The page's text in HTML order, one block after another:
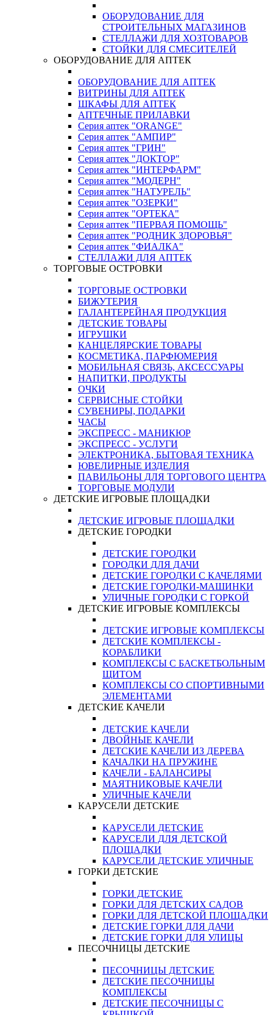
ОБОРУДОВАНИЕ ДЛЯ
СТРОИТЕЛЬНЫХ МАГАЗИНОВ
СТЕЛЛАЖИ ДЛЯ ХОЗТОВАРОВ
СТОЙКИ ДЛЯ СМЕСИТЕЛЕЙ
ОБОРУДОВАНИЕ ДЛЯ АПТЕК
ОБОРУДОВАНИЕ ДЛЯ АПТЕК
ВИТРИНЫ ДЛЯ АПТЕК
ШКАФЫ ДЛЯ АПТЕК
АПТЕЧНЫЕ ПРИЛАВКИ
Серия аптек "ORANGE"
Серия аптек "АМПИР"
Серия аптек "ГРИН"
Серия аптек "ДОКТОР"
Серия аптек "ИНТЕРФАРМ"
Серия аптек "МОДЕРН"
Серия аптек "НАТУРЕЛЬ"
Серия аптек "ОЗЕРКИ"
Серия аптек "ОРТЕКА"
Серия аптек "ПЕРВАЯ ПОМОЩЬ"
Серия аптек "РОДНИК ЗДОРОВЬЯ"
Серия аптек "ФИАЛКА"
СТЕЛЛАЖИ ДЛЯ АПТЕК
ТОРГОВЫЕ ОСТРОВКИ
ТОРГОВЫЕ ОСТРОВКИ
БИЖУТЕРИЯ
ГАЛАНТЕРЕЙНАЯ ПРОДУКЦИЯ
ДЕТСКИЕ ТОВАРЫ
ИГРУШКИ
КАНЦЕЛЯРСКИЕ ТОВАРЫ
КОСМЕТИКА, ПАРФЮМЕРИЯ
МОБИЛЬНАЯ СВЯЗЬ, АКСЕССУАРЫ
НАПИТКИ, ПРОДУКТЫ
ОЧКИ
СЕРВИСНЫЕ СТОЙКИ
СУВЕНИРЫ, ПОДАРКИ
ЧАСЫ
ЭКСПРЕСС - МАНИКЮР
ЭКСПРЕСС - УСЛУГИ
ЭЛЕКТРОНИКА, БЫТОВАЯ ТЕХНИКА
ЮВЕЛИРНЫЕ ИЗДЕЛИЯ
ПАВИЛЬОНЫ ДЛЯ ТОРГОВОГО ЦЕНТРА
ТОРГОВЫЕ МОДУЛИ
ДЕТСКИЕ ИГРОВЫЕ ПЛОЩАДКИ
ДЕТСКИЕ ИГРОВЫЕ ПЛОЩАДКИ
ДЕТСКИЕ ГОРОДКИ
ДЕТСКИЕ ГОРОДКИ
ГОРОДКИ ДЛЯ ДАЧИ
ДЕТСКИЕ ГОРОДКИ С КАЧЕЛЯМИ
ДЕТСКИЕ ГОРОДКИ-МАШИНКИ
УЛИЧНЫЕ ГОРОДКИ С ГОРКОЙ
ДЕТСКИЕ ИГРОВЫЕ КОМПЛЕКСЫ
ДЕТСКИЕ ИГРОВЫЕ КОМПЛЕКСЫ
ДЕТСКИЕ КОМПЛЕКСЫ -
КОРАБЛИКИ
КОМПЛЕКСЫ С БАСКЕТБОЛЬНЫМ
ЩИТОМ
КОМПЛЕКСЫ СО СПОРТИВНЫМИ
ЭЛЕМЕНТАМИ
ДЕТСКИЕ КАЧЕЛИ
ДЕТСКИЕ КАЧЕЛИ
ДВОЙНЫЕ КАЧЕЛИ
ДЕТСКИЕ КАЧЕЛИ ИЗ ДЕРЕВА
КАЧАЛКИ НА ПРУЖИНЕ
КАЧЕЛИ - БАЛАНСИРЫ
МАЯТНИКОВЫЕ КАЧЕЛИ
УЛИЧНЫЕ КАЧЕЛИ
КАРУСЕЛИ ДЕТСКИЕ
КАРУСЕЛИ ДЕТСКИЕ
КАРУСЕЛИ ДЛЯ ДЕТСКОЙ
ПЛОЩАДКИ
КАРУСЕЛИ ДЕТСКИЕ УЛИЧНЫЕ
ГОРКИ ДЕТСКИЕ
ГОРКИ ДЕТСКИЕ
ГОРКИ ДЛЯ ДЕТСКИХ САДОВ
ГОРКИ ДЛЯ ДЕТСКОЙ ПЛОЩАДКИ
ДЕТСКИЕ ГОРКИ ДЛЯ ДАЧИ
ДЕТСКИЕ ГОРКИ ДЛЯ УЛИЦЫ
ПЕСОЧНИЦЫ ДЕТСКИЕ
ПЕСОЧНИЦЫ ДЕТСКИЕ
ДЕТСКИЕ ПЕСОЧНИЦЫ
КОМПЛЕКСЫ
ДЕТСКИЕ ПЕСОЧНИЦЫ С